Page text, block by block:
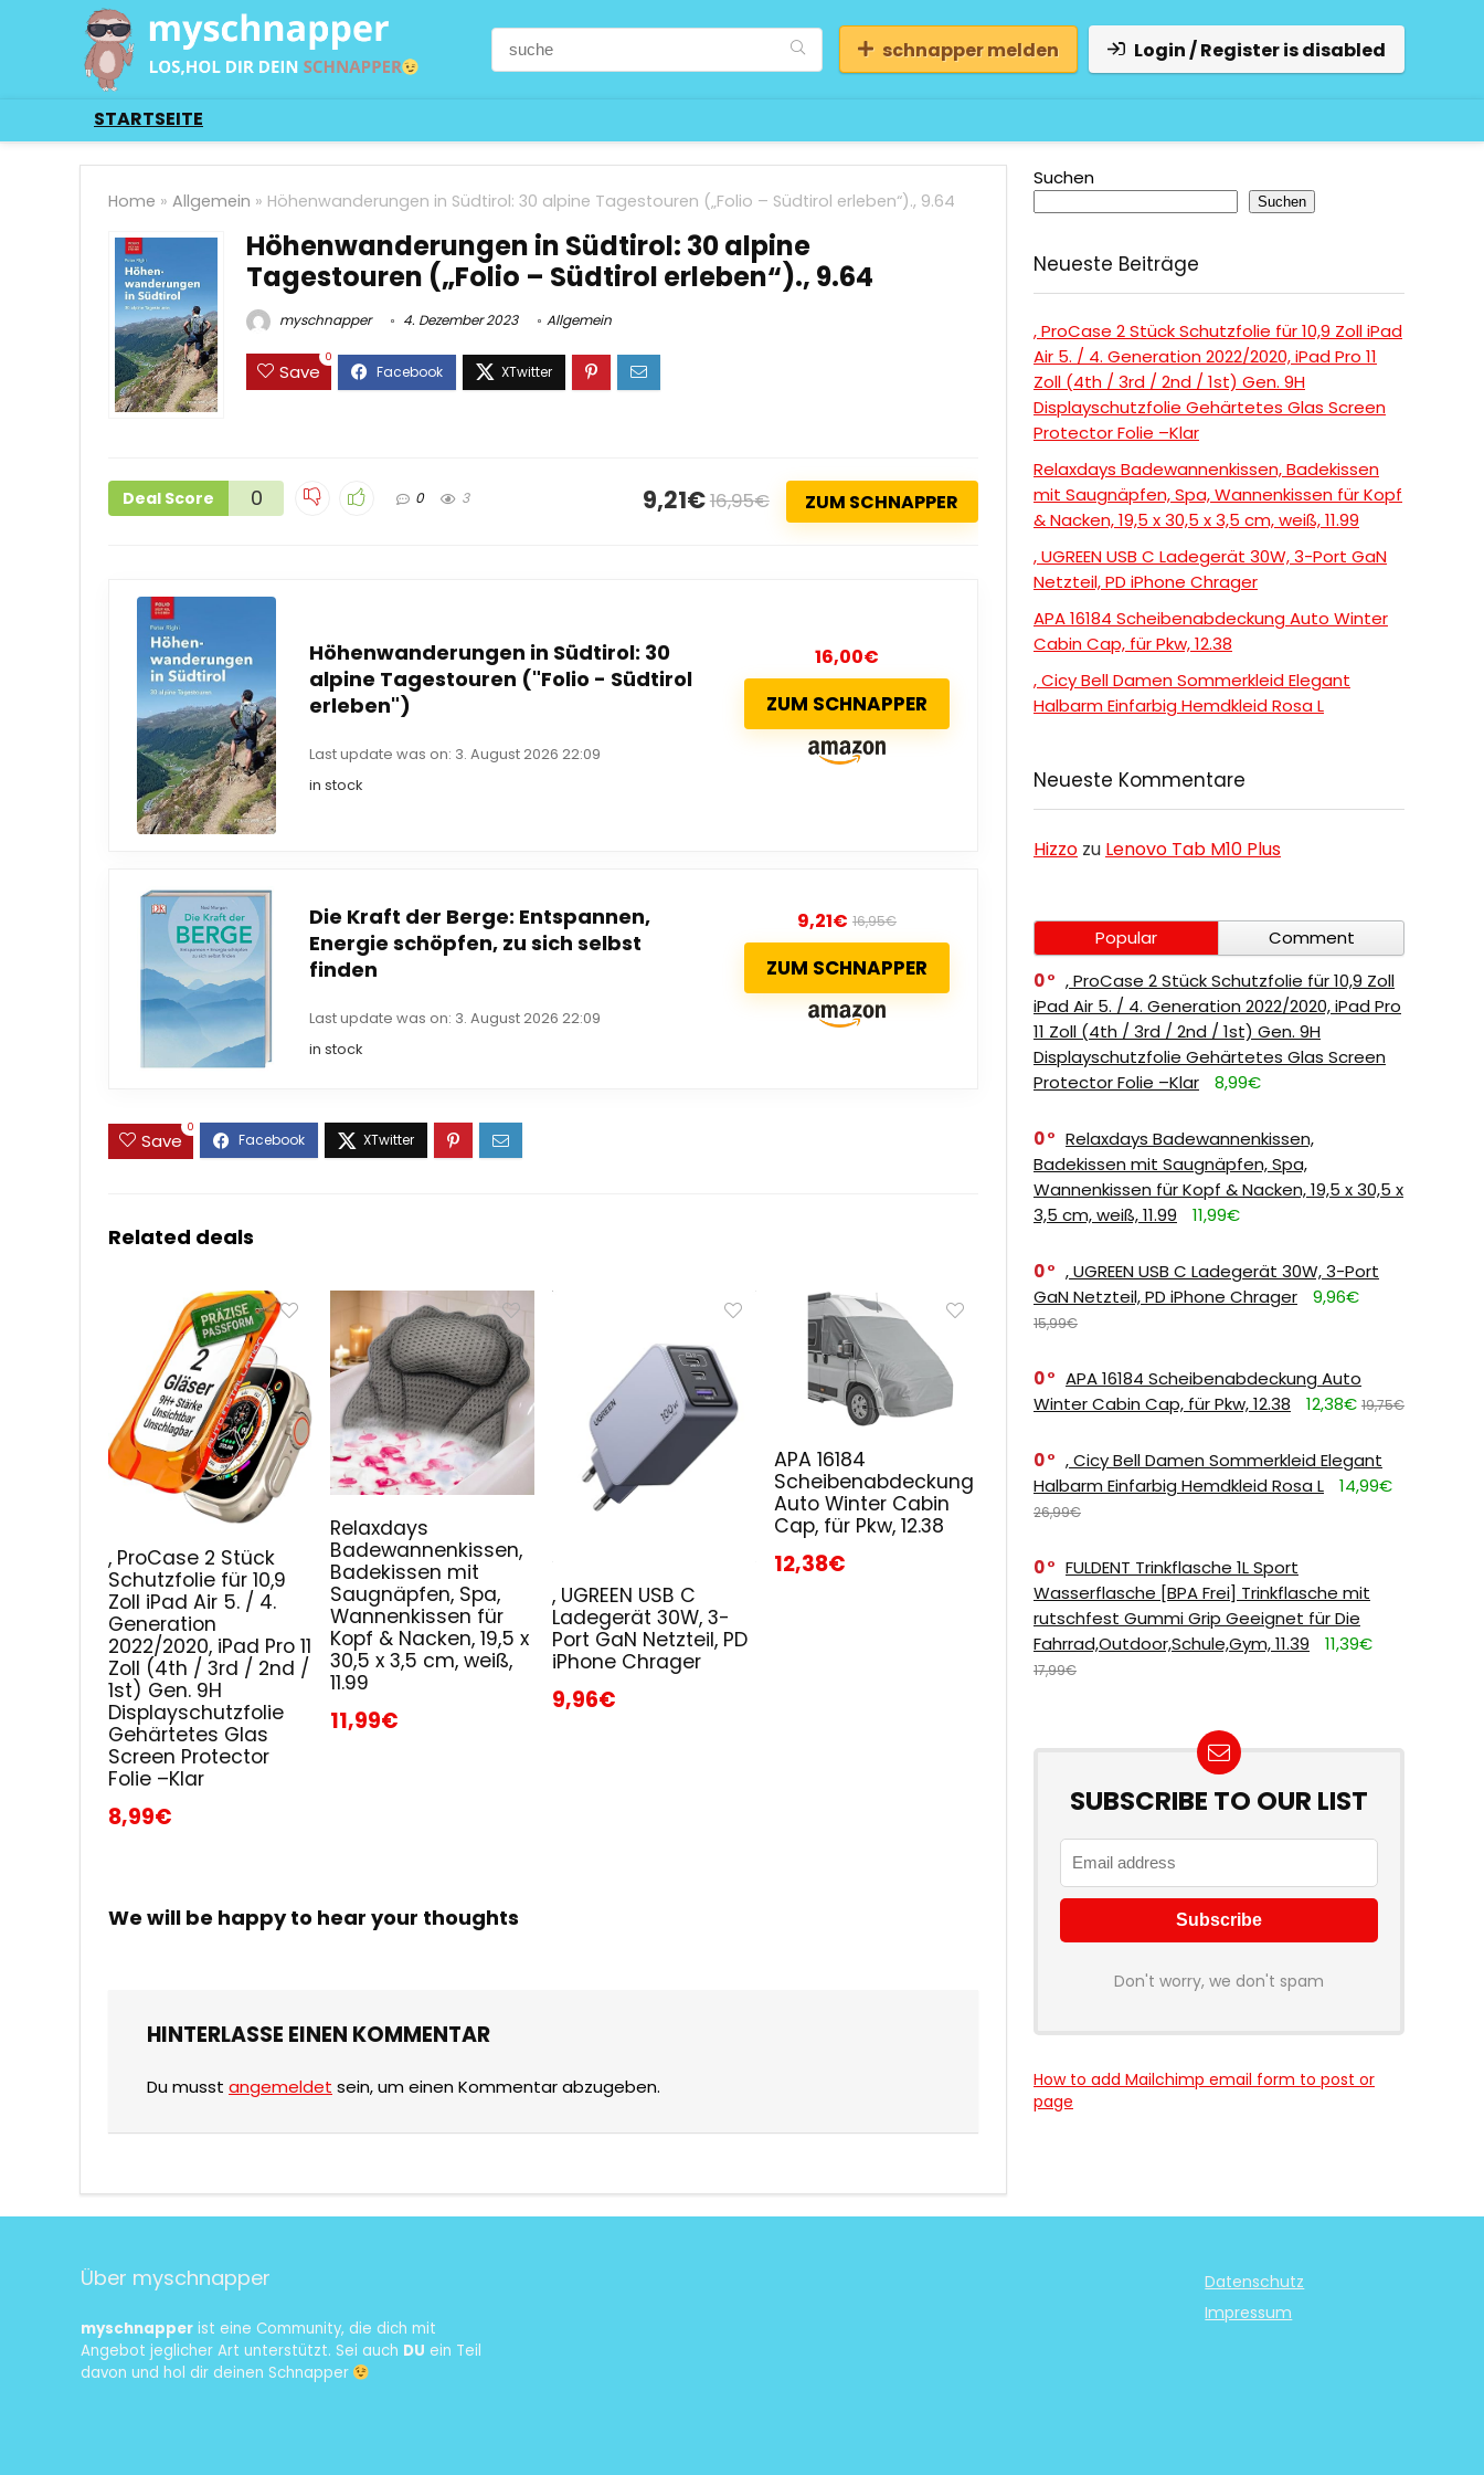
schnapper melden Login / Register is disabled
STARTSEITE
Home » Allgemein » Höhenwanderungen in Südtirol: 30 alpine Tagestouren („Folio – Südtirol erleben“)., 9.64
Höhenwanderungen in Südtirol: 30 alpine
Tagestouren („Folio – Südtirol erleben“)., 9.64
myschnapper 4. Dezember 2023 Allgemein
Save
0
Deal Score 0 0 3 9,21€16,95€ ZUM SCHNAPPER
Höhenwanderungen in Südtirol: 30
alpine Tagestouren ("Folio - Südtirol
erleben")
Last update was on: 3. August 2026 22:09
in stock
16,00€
ZUM SCHNAPPER
Die Kraft der Berge: Entspannen,
Energie schöpfen, zu sich selbst
finden
Last update was on: 3. August 2026 22:09
in stock
9,21€ 16,95€
ZUM SCHNAPPER
Save
0
Related deals
, ProCase 2 Stück
Schutzfolie für 10,9
Zoll iPad Air 5. / 4.
Generation
2022/2020, iPad Pro 11
Zoll (4th / 3rd / 2nd /
1st) Gen. 9H
Displayschutzfolie
Gehärtetes Glas
Screen Protector
Folie –Klar
8,99€
Relaxdays
Badewannenkissen,
Badekissen mit
Saugnäpfen, Spa,
Wannenkissen für
Kopf & Nacken, 19,5 x
30,5 x 3,5 cm, weiß,
11.99
11,99€
, UGREEN USB C
Ladegerät 30W, 3-
Port GaN Netzteil, PD
iPhone Chrager
9,96€
APA 16184
Scheibenabdeckung
Auto Winter Cabin
Cap, für Pkw, 12.38
12,38€
We will be happy to hear your thoughts
HINTERLASSE EINEN KOMMENTAR
Du musst angemeldet sein, um einen Kommentar abzugeben.
Suchen
Suchen
Neueste Beiträge
, ProCase 2 Stück Schutzfolie für 10,9 Zoll iPad
Air 5. / 4. Generation 2022/2020, iPad Pro 11
Zoll (4th / 3rd / 2nd / 1st) Gen. 9H
Displayschutzfolie Gehärtetes Glas Screen
Protector Folie –Klar
Relaxdays Badewannenkissen, Badekissen
mit Saugnäpfen, Spa, Wannenkissen für Kopf
& Nacken, 19,5 x 30,5 x 3,5 cm, weiß, 11.99
, UGREEN USB C Ladegerät 30W, 3-Port GaN
Netzteil, PD iPhone Chrager
APA 16184 Scheibenabdeckung Auto Winter
Cabin Cap, für Pkw, 12.38
, Cicy Bell Damen Sommerkleid Elegant
Halbarm Einfarbig Hemdkleid Rosa L
Neueste Kommentare
Hizzo zu Lenovo Tab M10 Plus
Popular
Comment
0
, ProCase 2 Stück Schutzfolie für 10,9 Zoll
iPad Air 5. / 4. Generation 2022/2020, iPad Pro
11 Zoll (4th / 3rd / 2nd / 1st) Gen. 9H
Displayschutzfolie Gehärtetes Glas Screen
Protector Folie –Klar
8,99€
0
Relaxdays Badewannenkissen,
Badekissen mit Saugnäpfen, Spa,
Wannenkissen für Kopf & Nacken, 19,5 x 30,5 x
3,5 cm, weiß, 11.99
11,99€
0
, UGREEN USB C Ladegerät 30W, 3-Port
GaN Netzteil, PD iPhone Chrager
9,96€
15,99€
0
APA 16184 Scheibenabdeckung Auto
Winter Cabin Cap, für Pkw, 12.38
12,38€ 19,75€
0
, Cicy Bell Damen Sommerkleid Elegant
Halbarm Einfarbig Hemdkleid Rosa L
14,99€
26,99€
0
FULDENT Trinkflasche 1L Sport
Wasserflasche [BPA Frei] Trinkflasche mit
rutschfest Gummi Grip Geeignet für Die
Fahrrad,Outdoor,Schule,Gym, 11.39
11,39€
17,99€
SUBSCRIBE TO OUR LIST
Don't worry, we don't spam
How to add Mailchimp email form to post or
page
Über myschnapper
myschnapperist eine Community, die dich mit
Angebot jeglicher Art unterstützt. Sei auch DU ein Teil
davon und hol dir deinen Schnapper
Datenschutz
Impressum